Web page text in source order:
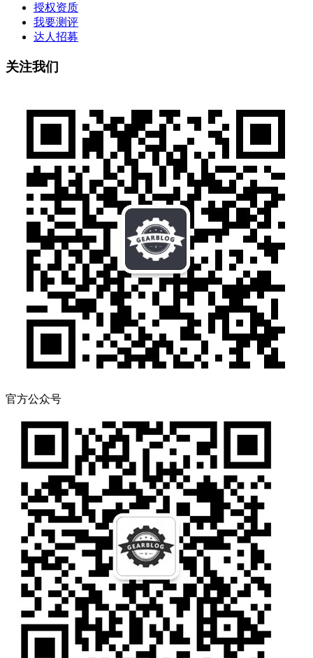
授权资质
我要测评
达人招募
关注我们
官方公众号